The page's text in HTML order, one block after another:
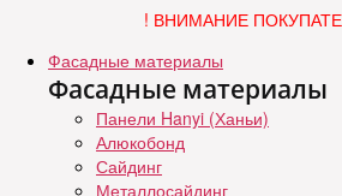
! ВНИМАНИЕ
Фасадные материалы
Фасадные материалы
Панели Hanyi (Ханьи)
Алюкобонд
Сайдинг
Металлосайдинг